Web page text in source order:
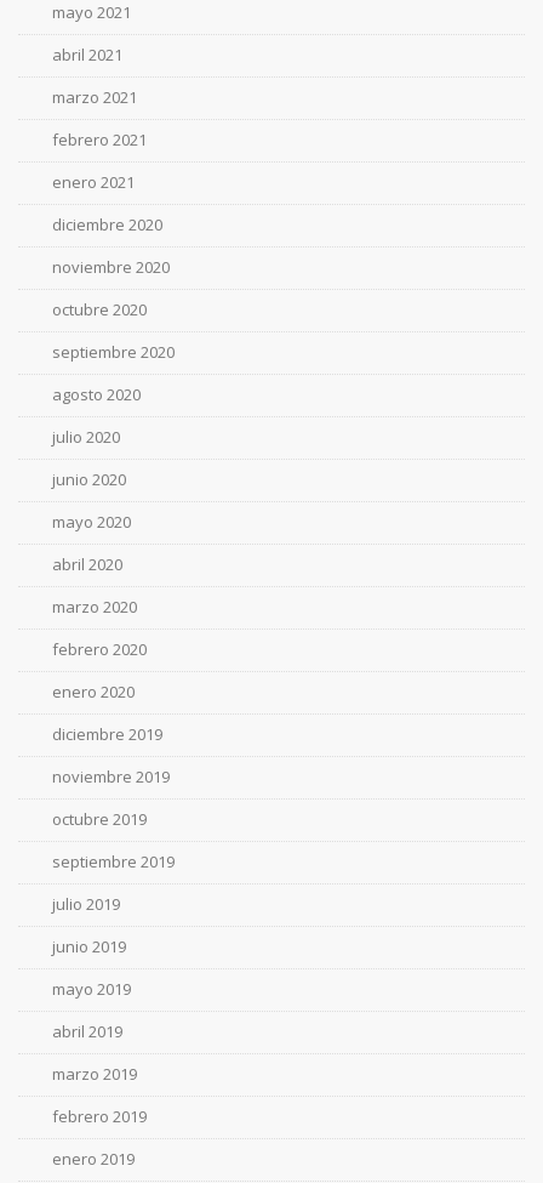
mayo 2021
abril 2021
marzo 2021
febrero 2021
enero 2021
diciembre 2020
noviembre 2020
octubre 2020
septiembre 2020
agosto 2020
julio 2020
junio 2020
mayo 2020
abril 2020
marzo 2020
febrero 2020
enero 2020
diciembre 2019
noviembre 2019
octubre 2019
septiembre 2019
julio 2019
junio 2019
mayo 2019
abril 2019
marzo 2019
febrero 2019
enero 2019